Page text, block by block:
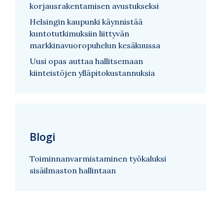
korjausrakentamisen avustukseksi
Helsingin kaupunki käynnistää
kuntotutkimuksiin liittyvän
markkinavuoropuhelun kesäkuussa
Uusi opas auttaa hallitsemaan
kiinteistöjen ylläpitokustannuksia
Blogi
Toiminnanvarmistaminen työkaluksi
sisäilmaston hallintaan